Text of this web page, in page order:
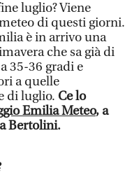
luglio? Viene
di questi giorni.
è in arrivo una
che sa già di
35-36 gradi e
a quelle
di luglio. Ce lo
Emilia Meteo, a
Bertolini.